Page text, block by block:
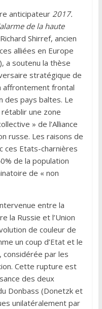
anticipateur 2017.
de la haute
Shirref, ancien
alliées en Europe
a soutenu la thèse
stratégique de
affrontement frontal
des pays baltes. Le
une zone
» de l’Alliance
russe. Les raisons de
ces Etats-charnières
de la population
de « non
entre la
la Russie et l’Union
de couleur de
un coup d’Etat et le
considérée par les
Cette rupture est
des deux
Donbass (Donetzk et
unilatéralement par